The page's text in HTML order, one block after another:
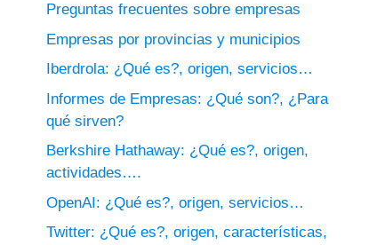
Preguntas frecuentes sobre empresas
Empresas por provincias y municipios
Iberdrola: ¿Qué es?, origen, servicios…
Informes de Empresas: ¿Qué son?, ¿Para
qué sirven?
Berkshire Hathaway: ¿Qué es?, origen,
actividades….
OpenAI: ¿Qué es?, origen, servicios…
Twitter: ¿Qué es?, origen, características,